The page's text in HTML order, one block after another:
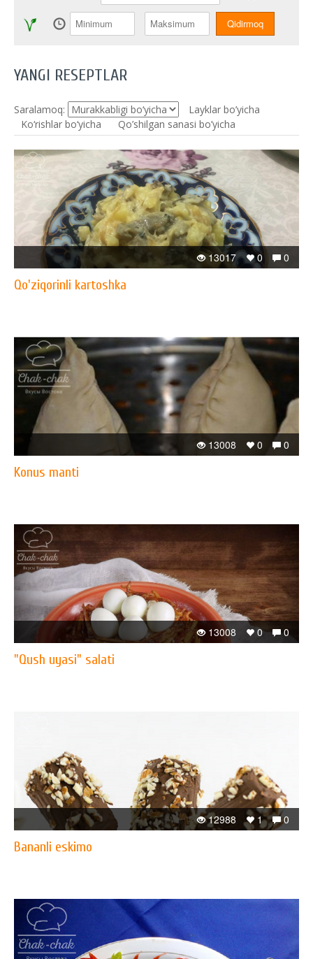
YANGI RESEPTLAR
Saralamoq:
Layklar bo’yicha
Ko‘rishlar bo‘yicha
Qo’shilgan sanasi bo’yicha
0
0
13017
Qo'ziqorinli kartoshka
0
0
13008
Konus manti
0
0
13008
"Qush uyasi" salati
0
1
12988
Bananli eskimo